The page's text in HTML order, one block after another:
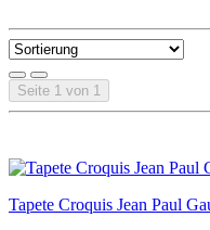
Seite 1 von 1
Tapete Croquis Jean Paul